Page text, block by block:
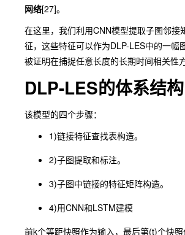
网络[27]。
在这里，我们利用CNN模型提取子图邻接
征，这些特征可以作为DLP-LES中的一幅
被证明在捕捉任意长度的长期时间相关性
DLP-LES的体系结构
该模型的四个步骤：
1)链接特征查找表构造。
2)子图提取和标注。
3)子图中链接的特征矩阵构造。
4)用CNN和LSTM建模
前k个等距快照作为输入，最后第(t)个快照